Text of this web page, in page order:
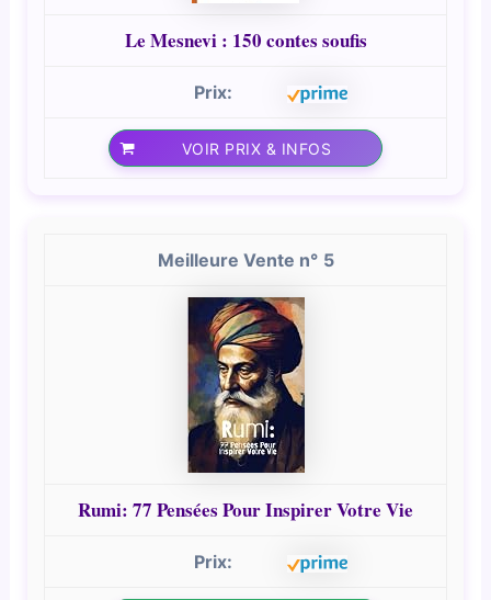
Le Mesnevi : 150 contes soufis
VOIR PRIX & INFOS
5
Rumi: 77 Pensées Pour Inspirer Votre Vie